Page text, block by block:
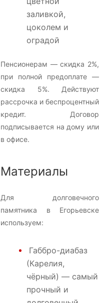
заливкой,
цоколем и
оградой
Пенсионерам — скидка 2%,
при полной предоплате —
скидка 5%. Действуют
рассрочка и беспроцентный
кредит. Договор
подписывается на дому или
в офисе.
Материалы
Для долговечного
памятника в Егорьевске
используем:
Габбро-диабаз
(Карелия,
чёрный) — самый
прочный и